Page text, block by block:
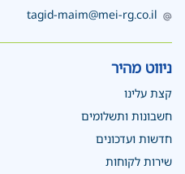
tagid-maim@mei-rg.co.il
ניווט מהיר
קצת עלינו
חשבונות ותשלומים
חדשות ועדכונים
שירות לקוחות